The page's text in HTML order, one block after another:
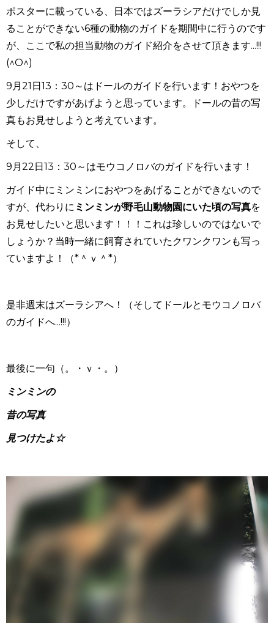
ポスターに載っている、日本ではズーラシアだけでしか見
ることができない6種の動物のガイドを期間中に行うのです
が、ここで私の担当動物のガイド紹介をさせて頂きます...!!!
(^O^)
9月21日13：30～はドールのガイドを行います！おやつを
少しだけですがあげようと思っています。ドールの昔の写
真もお見せしようと考えています。
そして、
9月22日13：30～はモウコノロバのガイドを行います！
ガイド中にミンミンにおやつをあげることができないので
すが、代わりに ミンミンが野毛山動物園にいた頃の写真を
お見せしたいと思います！！！これは珍しいのではないで
しょうか？当時一緒に飼育されていたクワンクワンも写っ
ていますよ！（*＾ｖ＾*）
是非週末はズーラシアへ！（そしてドールとモウコノロバ
のガイドへ...!!!）
最後に一句（。・ｖ・。）
ミンミンの
昔の写真
見つけたよ☆